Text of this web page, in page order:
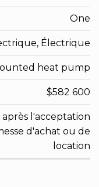
One
Électrique
heat pump
$582 600
l'acceptation
d'achat ou de
location